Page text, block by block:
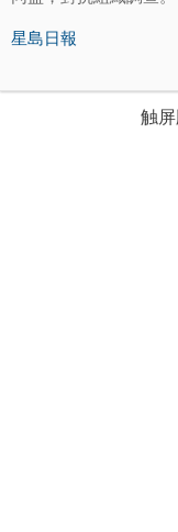
星島日報
触